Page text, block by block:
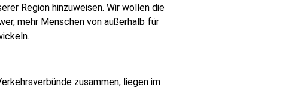
Region hinzuweisen. Wir wollen die
mehr Menschen von außerhalb für
zusammen, liegen im